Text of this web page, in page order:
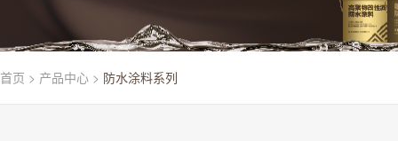
首页 > 产品中心 > 防水涂料系列